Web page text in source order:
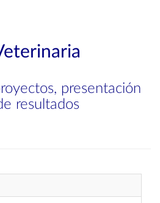
presentación
resultados